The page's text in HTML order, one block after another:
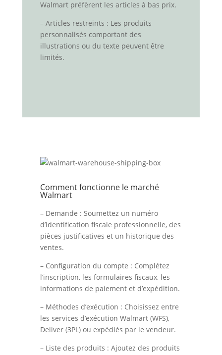
Walmart préfèrent les articles à bas prix.
– Articles restreints : Les produits
personnalisés comportant des
illustrations ou du texte peuvent être
limités.
Comment fonctionne le marché
Walmart
– Demande : Soumettez un numéro
d’identification fiscale professionnelle, des
pièces justificatives et un historique des
ventes.
– Configuration du compte : Complétez
l’inscription, les formulaires fiscaux, les
informations de paiement et d’expédition.
– Méthodes d’exécution : Choisissez entre
les services d’exécution Walmart (WFS),
Deliver (3PL) ou expédiés par le vendeur.
– Liste des produits : Ajoutez des produits